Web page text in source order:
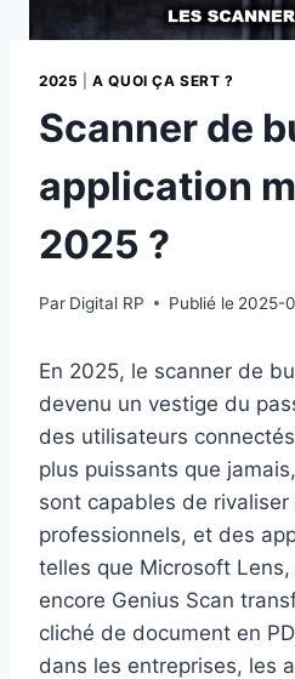
2025 |A QUOI ÇA SERT ?
Scanner de
application
2025 ?
Par Digital RP Publié le 2025-
En 2025, le scanner de
devenu un vestige du
des utilisateurs
plus puissants que
sont capables de
professionnels, et des
telles que Microsoft
encore Genius Scan
cliché de document en
dans les entreprises, les